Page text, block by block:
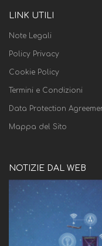
LINK UTILI
Note Legali
Policy Privacy
Cookie Policy
Termini e Condizioni
Data Protection
Mappa del Sito
NOTIZIE DAL WEB